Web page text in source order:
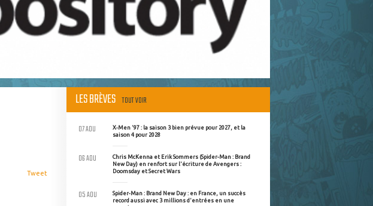
Tweet
LES BRÈVES TOUT VOIR
X-Men '97 : la saison 3 bien prévue pour 2027, et la
saison 4 pour 2028
07 AOU
Chris McKenna et Erik Sommers (Spider-Man : Brand
New Day) en renfort sur l'écriture de Avengers :
Doomsday et Secret Wars
06 AOU
Spider-Man : Brand New Day : en France, un succès
record aussi avec 3 millions d'entrées en une
05 AOU